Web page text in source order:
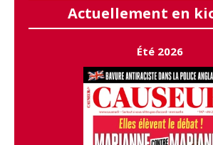
Actuellement en
Été 2026